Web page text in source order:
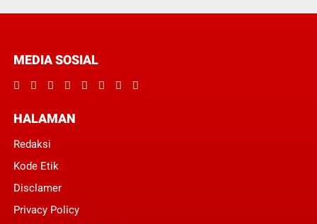
MEDIA SOSIAL
HALAMAN
Redaksi
Kode Etik
Disclamer
Privacy Policy